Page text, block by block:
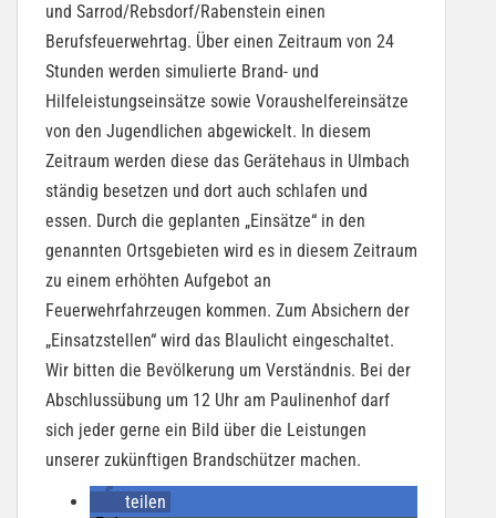
und Sarrod/Rebsdorf/Rabenstein einen
Berufsfeuerwehrtag. Über einen Zeitraum von 24
Stunden werden simulierte Brand- und
Hilfeleistungseinsätze sowie Voraushelfereinsätze
von den Jugendlichen abgewickelt. In diesem
Zeitraum werden diese das Gerätehaus in Ulmbach
ständig besetzen und dort auch schlafen und
essen. Durch die geplanten „Einsätze“ in den
genannten Ortsgebieten wird es in diesem Zeitraum
zu einem erhöhten Aufgebot an
Feuerwehrfahrzeugen kommen. Zum Absichern der
„Einsatzstellen“ wird das Blaulicht eingeschaltet.
Wir bitten die Bevölkerung um Verständnis. Bei der
Abschlussübung um 12 Uhr am Paulinenhof darf
sich jeder gerne ein Bild über die Leistungen
unserer zukünftigen Brandschützer machen.
teilen